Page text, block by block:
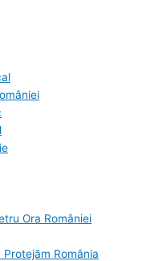
Ora României
România